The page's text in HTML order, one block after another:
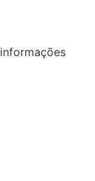
informações